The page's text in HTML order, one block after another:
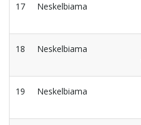
17 Neskelbiama
18 Neskelbiama
19 Neskelbiama